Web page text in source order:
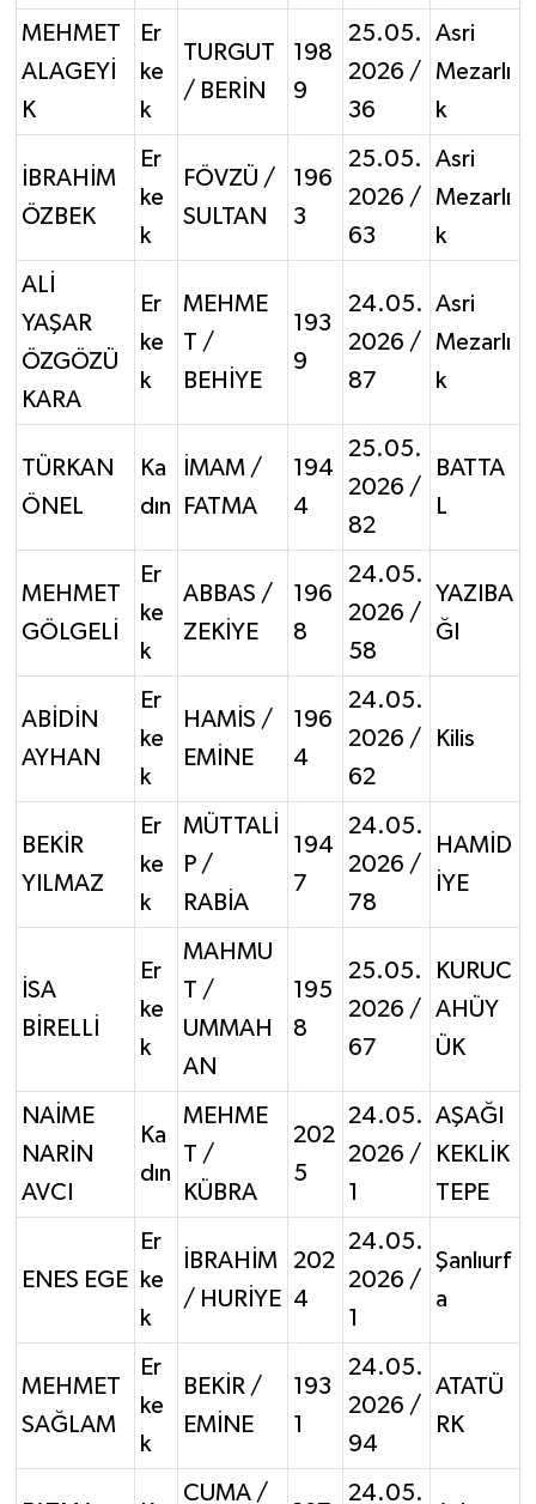
MEHMET
ALAGEYİ
K
Er
ke
k
TURGUT
/ BERİN
198
9
25.05.
2026 /
36
Asri
Mezarlı
k
İBRAHİM
ÖZBEK
Er
ke
k
FÖVZÜ /
SULTAN
196
3
25.05.
2026 /
63
Asri
Mezarlı
k
ALİ
YAŞAR
ÖZGÖZÜ
KARA
Er
ke
k
MEHME
T /
BEHİYE
193
9
24.05.
2026 /
87
Asri
Mezarlı
k
TÜRKAN
ÖNEL
Ka
dın
İMAM /
FATMA
194
4
25.05.
2026 /
82
BATTA
L
MEHMET
GÖLGELİ
Er
ke
k
ABBAS /
ZEKİYE
196
8
24.05.
2026 /
58
YAZIBA
ĞI
ABİDİN
AYHAN
Er
ke
k
HAMİS /
EMİNE
196
4
24.05.
2026 /
62
Kilis
BEKİR
YILMAZ
Er
ke
k
MÜTTALİ
P /
RABİA
194
7
24.05.
2026 /
78
HAMİD
İYE
İSA
BİRELLİ
Er
ke
k
MAHMU
T /
UMMAH
AN
195
8
25.05.
2026 /
67
KURUC
AHÜY
ÜK
NAİME
NARİN
AVCI
Ka
dın
MEHME
T /
KÜBRA
202
5
24.05.
2026 /
1
AŞAĞI
KEKLİK
TEPE
ENES EGE
Er
ke
k
İBRAHİM
/ HURİYE
202
4
24.05.
2026 /
1
Şanlıurf
a
MEHMET
SAĞLAM
Er
ke
k
BEKİR /
EMİNE
193
1
24.05.
2026 /
94
ATATÜ
RK
CUMA /
24.05.